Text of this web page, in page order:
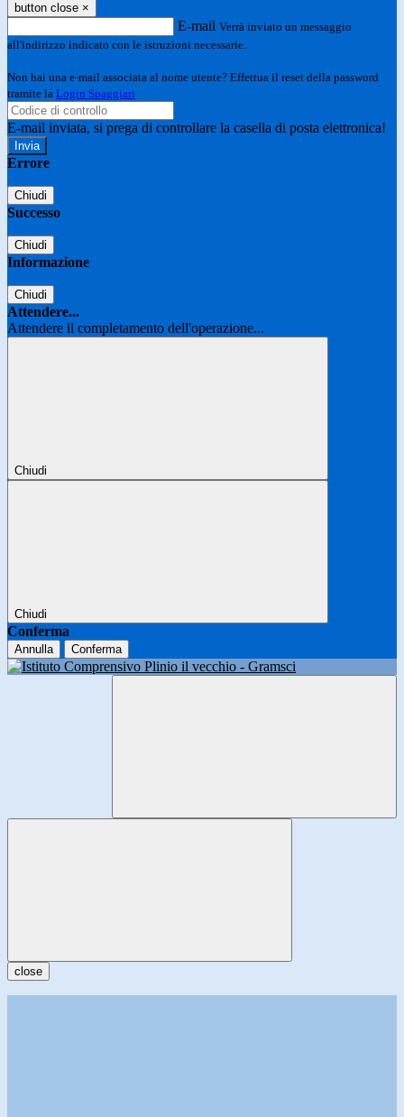
button close ×
E-mail Verrà inviato un messaggio
all'indirizzo indicato con le istruzioni necessarie.
Non hai una e-mail associata al nome utente? Effettua il reset della password
tramite la Login Spaggiari
E-mail inviata, si prega di controllare la casella di posta elettronica!
Errore
Chiudi
Successo
Chiudi
Informazione
Chiudi
Attendere...
Attendere il completamento dell'operazione...
Chiudi
Chiudi
Conferma
Annulla Conferma
close